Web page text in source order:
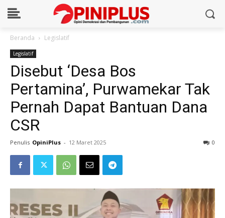
Beranda Legislatif
Legislatif
Disebut ‘Desa Bos
Pertamina’, Purwamekar Tak
Pernah Dapat Bantuan Dana
CSR
Penulis OpiniPlus - 12 Maret 2025 0